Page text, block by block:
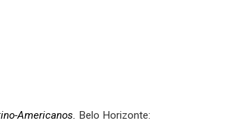
Americanos. Belo Horizonte: